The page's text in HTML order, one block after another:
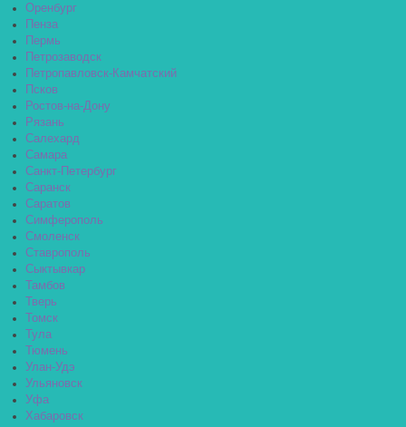
Оренбург
Пенза
Пермь
Петрозаводск
Петропавловск-Камчатский
Псков
Ростов-на-Дону
Рязань
Салехард
Самара
Санкт-Петербург
Саранск
Саратов
Симферополь
Смоленск
Ставрополь
Сыктывкар
Тамбов
Тверь
Томск
Тула
Тюмень
Улан-Удэ
Ульяновск
Уфа
Хабаровск